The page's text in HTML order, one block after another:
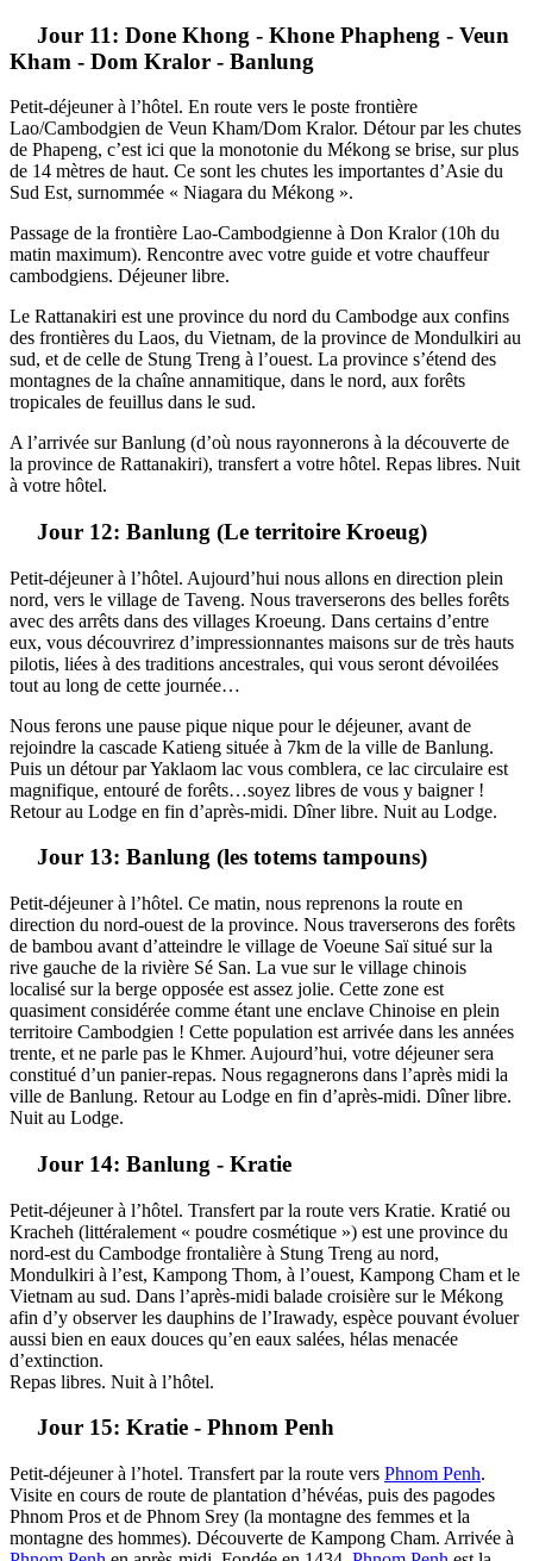
Jour 11: Done Khong - Khone Phapheng - Veun
Kham - Dom Kralor - Banlung
Petit-déjeuner à l’hôtel. En route vers le poste frontière
Lao/Cambodgien de Veun Kham/Dom Kralor. Détour par les chutes
de Phapeng, c’est ici que la monotonie du Mékong se brise, sur plus
de 14 mètres de haut. Ce sont les chutes les importantes d’Asie du
Sud Est, surnommée « Niagara du Mékong ».
Passage de la frontière Lao-Cambodgienne à Don Kralor (10h du
matin maximum). Rencontre avec votre guide et votre chauffeur
cambodgiens. Déjeuner libre.
Le Rattanakiri est une province du nord du Cambodge aux confins
des frontières du Laos, du Vietnam, de la province de Mondulkiri au
sud, et de celle de Stung Treng à l’ouest. La province s’étend des
montagnes de la chaîne annamitique, dans le nord, aux forêts
tropicales de feuillus dans le sud.
A l’arrivée sur Banlung (d’où nous rayonnerons à la découverte de
la province de Rattanakiri), transfert a votre hôtel. Repas libres. Nuit
à votre hôtel.
Jour 12: Banlung (Le territoire Kroeug)
Petit-déjeuner à l’hôtel. Aujourd’hui nous allons en direction plein
nord, vers le village de Taveng. Nous traverserons des belles forêts
avec des arrêts dans des villages Kroeung. Dans certains d’entre
eux, vous découvrirez d’impressionnantes maisons sur de très hauts
pilotis, liées à des traditions ancestrales, qui vous seront dévoilées
tout au long de cette journée…
Nous ferons une pause pique nique pour le déjeuner, avant de
rejoindre la cascade Katieng située à 7km de la ville de Banlung.
Puis un détour par Yaklaom lac vous comblera, ce lac circulaire est
magnifique, entouré de forêts…soyez libres de vous y baigner !
Retour au Lodge en fin d’après-midi. Dîner libre. Nuit au Lodge.
Jour 13: Banlung (les totems tampouns)
Petit-déjeuner à l’hôtel. Ce matin, nous reprenons la route en
direction du nord-ouest de la province. Nous traverserons des forêts
de bambou avant d’atteindre le village de Voeune Saï situé sur la
rive gauche de la rivière Sé San. La vue sur le village chinois
localisé sur la berge opposée est assez jolie. Cette zone est
quasiment considérée comme étant une enclave Chinoise en plein
territoire Cambodgien ! Cette population est arrivée dans les années
trente, et ne parle pas le Khmer. Aujourd’hui, votre déjeuner sera
constitué d’un panier-repas. Nous regagnerons dans l’après midi la
ville de Banlung. Retour au Lodge en fin d’après-midi. Dîner libre.
Nuit au Lodge.
Jour 14: Banlung - Kratie
Petit-déjeuner à l’hôtel. Transfert par la route vers Kratie. Kratié ou
Kracheh (littéralement « poudre cosmétique ») est une province du
nord-est du Cambodge frontalière à Stung Treng au nord,
Mondulkiri à l’est, Kampong Thom, à l’ouest, Kampong Cham et le
Vietnam au sud. Dans l’après-midi balade croisière sur le Mékong
afin d’y observer les dauphins de l’Irawady, espèce pouvant évoluer
aussi bien en eaux douces qu’en eaux salées, hélas menacée
d’extinction.
Repas libres. Nuit à l’hôtel.
Jour 15: Kratie - Phnom Penh
Petit-déjeuner à l’hotel. Transfert par la route vers Phnom Penh.
Visite en cours de route de plantation d’hévéas, puis des pagodes
Phnom Pros et de Phnom Srey (la montagne des femmes et la
montagne des hommes). Découverte de Kampong Cham. Arrivée à